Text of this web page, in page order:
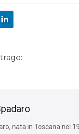
nata in Toscana nel